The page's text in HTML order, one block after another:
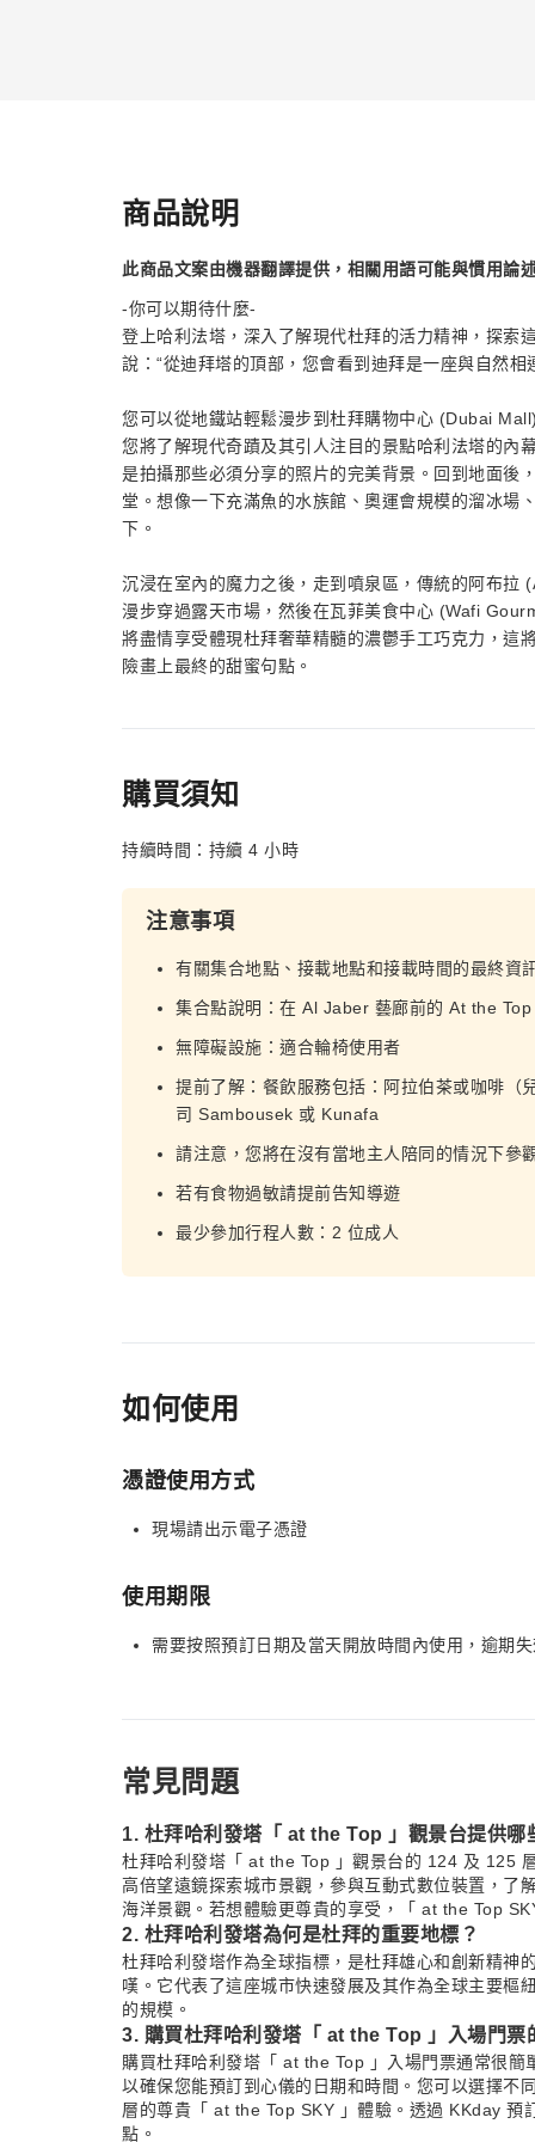
商品說明
此商品文案由機器翻譯提供，相關用語可能與慣用論
-你可以期待什麼-
登上哈利法塔，深入了解現代杜拜的活力精神，探索
說：“從迪拜塔的頂部，您會看到迪拜是一座與自然
您可以從地鐵站輕鬆漫步到杜拜購物中心 (Dubai
您將了解現代奇蹟及其引人注目的景點哈利法塔的
是拍攝那些必須分享的照片的完美背景。回到地面後
堂。想像一下充滿魚的水族館、奧運會規模的溜冰場
下。
沉浸在室內的魔力之後，走到噴泉區，傳統的阿布
漫步穿過露天市場，然後在瓦菲美食中心 (Wafi
將盡情享受體現杜拜奢華精髓的濃鬱手工巧克力，
險畫上最終的甜蜜句點。
購買須知
持續時間：持續 4 小時
注意事項
有關集合地點、接載地點和接載時間的最終資
集合點說明：在 Al Jaber 藝廊前的 At the
無障礙設施：適合輪椅使用者
提前了解：餐飲服務包括：阿拉伯茶或咖啡（
司 Sambousek 或 Kunafa
請注意，您將在沒有當地主人陪同的情況下參
若有食物過敏請提前告知導遊
最少參加行程人數：2 位成人
如何使用
憑證使用方式
現場請出示電子憑證
使用期限
需要按照預訂日期及當天開放時間內使用，逾期
常見問題
1. 杜拜哈利發塔「 at the Top 」觀景台提供哪
杜拜哈利發塔「 at the Top 」觀景台的 124 及 125
高倍望遠鏡探索城市景觀，參與互動式數位裝置，了
海洋景觀。若想體驗更尊貴的享受，「 at the Top
2. 杜拜哈利發塔為何是杜拜的重要地標？
杜拜哈利發塔作為全球指標，是杜拜雄心和創新精神
嘆。它代表了這座城市快速發展及其作為全球主要樞
的規模。
3. 購買杜拜哈利發塔「 at the Top 」入場門票
購買杜拜哈利發塔「 at the Top 」入場門票通常很
以確保您能預訂到心儀的日期和時間。您可以選擇
層的尊貴「 at the Top SKY 」體驗。透過 KKday 預
點。